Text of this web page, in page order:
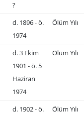
?
d. 1896 - ö.
1974
Ölüm Yılı
d. 3 Ekim
1901 - ö. 5
Haziran
1974
Ölüm Yılı
d. 1902 - ö.
Ölüm Yılı